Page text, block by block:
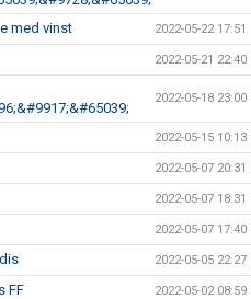
med vinst 2022-05-22 17:51
2022-05-21 22:40
2022-05-18 23:00
2022-05-15 10:13
2022-05-07 20:31
2022-05-07 18:31
2022-05-07 17:40
2022-05-05 22:27
FF 2022-05-02 08:59